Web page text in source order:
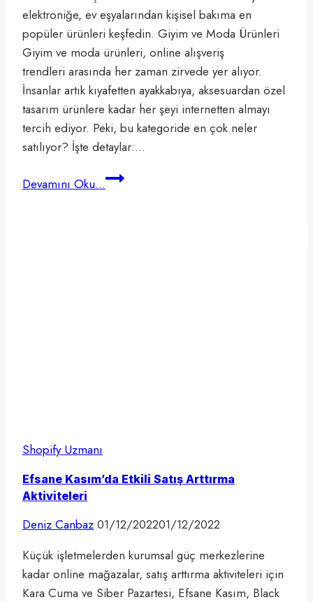
elektroniğe, ev eşyalarından kişisel bakıma en
popüler ürünleri keşfedin. Giyim ve Moda Ürünleri
Giyim ve moda ürünleri, online alışveriş
trendleri arasında her zaman zirvede yer alıyor.
İnsanlar artık kıyafetten ayakkabıya, aksesuardan özel
tasarım ürünlere kadar her şeyi internetten almayı
tercih ediyor. Peki, bu kategoride en çok neler
satılıyor? İşte detaylar:…
Devamını Oku...E-
Shopify Uzmanı
Efsane Kasım’da Etkili Satış Arttırma
Aktiviteleri
Deniz Canbaz 01/12/202201/12/2022
Küçük işletmelerden kurumsal güç merkezlerine
kadar online mağazalar, satış arttırma aktiviteleri için
Kara Cuma ve Siber Pazartesi, Efsane Kasım, Black